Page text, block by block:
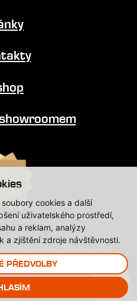
cookies a další
uživatelského prostředí,
a reklam, analýzy
a zjištění zdroje návštěvnosti.
PŘEDVOLBY